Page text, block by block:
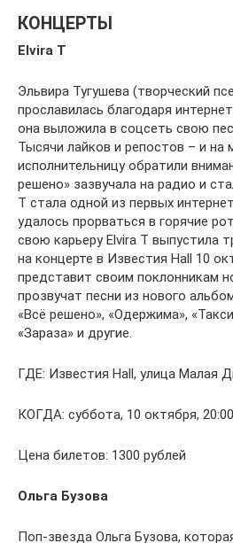
КОНЦЕРТЫ
Elvira T
Эльвира Тугушева (творческий
прославилась благодаря
она выложила в соцсеть свою
Тысячи лайков и репостов – и на
исполнительницу обратили
решено» зазвучала на радио и
T стала одной из первых
удалось прорваться в горячие
свою карьеру Elvira T выпустила
на концерте в Известия Hall 10
представит своим поклонникам
прозвучат песни из нового
«Всё решено», «Одержима»,
«Зараза» и другие.
ГДЕ: Известия Hall, улица Малая
КОГДА: суббота, 10 октября, 20:00
Цена билетов: 1300 рублей
Ольга Бузова
Поп-звезда Ольга Бузова,